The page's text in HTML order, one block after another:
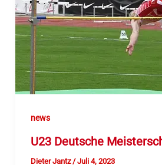
news
U23 Deutsche
Dieter Jantz /Juli 4, 2023